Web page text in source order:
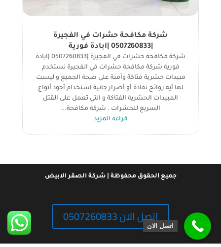
شركة مكافحة حشرات في الفجيرة
|0507260833 |ابادة فورية
شركة مكافحة حشرات في الفجيرة |0507260833 |ابادة
فورية شركة مكافحة حشرات في الفجيرة نستخدم
مبيدات حشرية فتاكة وآمنة على صحة الجميع و ليست
لها أيه روائح نفاذة أو أضرار جانية استخدام أجود أنواع
المبيدات الحشرية الفتاكة و التي تعمل على القتل
السريع للحشرات . شركة مكافحة...
قراءة المزيد
جميع الحقوق محفوظة | شركة الصقر الابيض
اتصل الان 0507260833
اتصل الان